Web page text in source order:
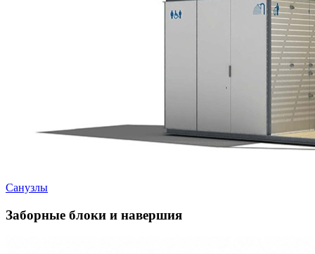
Санузлы
Заборные блоки и навершия